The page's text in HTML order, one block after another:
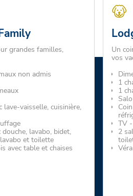
grandes familles,
non admis
lave-vaisselle, cuisinière,
lavabo, bidet,
et toilette
avec table et chaises
Un
vos
1
1
TV
2